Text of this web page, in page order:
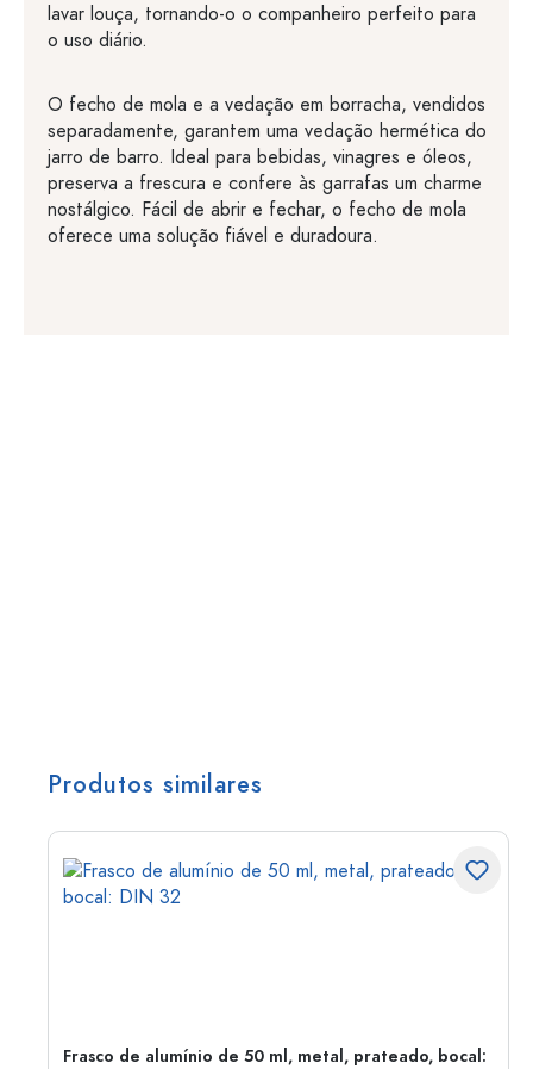
lavar louça, tornando-o o companheiro perfeito para
o uso diário.
O fecho de mola e a vedação em borracha, vendidos
separadamente, garantem uma vedação hermética do
jarro de barro. Ideal para bebidas, vinagres e óleos,
preserva a frescura e confere às garrafas um charme
nostálgico. Fácil de abrir e fechar, o fecho de mola
oferece uma solução fiável e duradoura.
Produtos similares
Frasco de alumínio de 50 ml, metal, prateado, bocal: